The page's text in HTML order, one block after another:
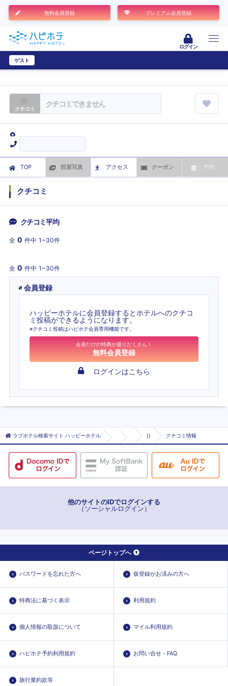
無料会員登録 プレミアム会員登録
ログイン
ゲスト
クチコミ クチコミできません
TOP 部屋写真 アクセス クーポン 予約
クチコミ
クチコミ平均
全 0 件中 1~30件
全 0 件中 1~30件
会員登録
ハッピーホテルに会員登録するとホテルへのクチコ
ミ投稿ができるようになります。
※クチコミ投稿はハピホテ会員専用機能です。
会員だけの特典が盛りだくさん！
無料会員登録
ログインはこちら
ラブホテル検索サイト ハッピーホテル () クチコミ情報
他のサイトのIDでログインする
（ソーシャルログイン）
ページトップへ
パスワードを忘れた方へ 仮登録がお済みの方へ
特商法に基づく表示 利用規約
個人情報の取扱について マイル利用規約
ハピホテ予約利用規約 お問い合せ・FAQ
旅行業約款等